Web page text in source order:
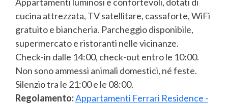
cucina attrezzata, TV satellitare, cassaforte, WiFi
gratuito e biancheria. Parcheggio disponibile,
supermercato e ristoranti nelle vicinanze.
Check-in dalle 14:00, check-out entro le 10:00.
Non sono ammessi animali domestici, né feste.
Silenzio tra le 21:00 e le 08:00.
Regolamento:Appartamenti Ferrari Residence -